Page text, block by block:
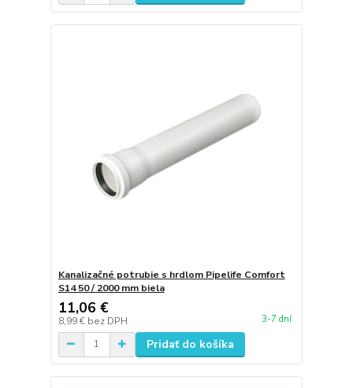
Kanalizačné potrubie s hrdlom Pipelife Comfort
S14 50 / 2000 mm biela
11,06 €
8,99 € bez DPH 3-7 dní
Pridať do košíka